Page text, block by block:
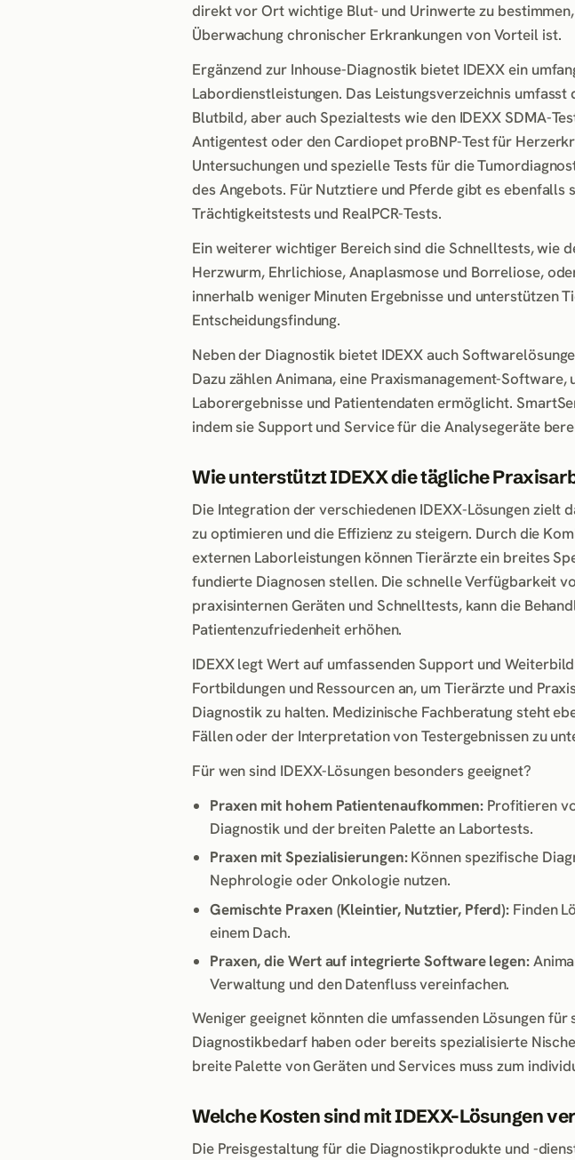
direkt vor Ort wichtige Blut- und Urinwerte zu
Überwachung chronischer Erkrankungen von Vorteil ist.
Ergänzend zur Inhouse-Diagnostik bietet IDEXX ein
Labordienstleistungen. Das Leistungsverzeichnis
Blutbild, aber auch Spezialtests wie den IDEXX SDMA-
Antigentest oder den Cardiopet proBNP-Test für
Untersuchungen und spezielle Tests für die
des Angebots. Für Nutztiere und Pferde gibt es
Trächtigkeitstests und RealPCR-Tests.
Ein weiterer wichtiger Bereich sind die Schnelltests, wie
Herzwurm, Ehrlichiose, Anaplasmose und Borreliose,
innerhalb weniger Minuten Ergebnisse und unterstützen
Entscheidungsfindung.
Neben der Diagnostik bietet IDEXX auch
Dazu zählen Animana, eine Praxismanagement-
Laborergebnisse und Patientendaten ermöglicht.
indem sie Support und Service für die Analysegeräte
Wie unterstützt IDEXX die tägliche
Die Integration der verschiedenen IDEXX-Lösungen
zu optimieren und die Effizienz zu steigern. Durch die
externen Laborleistungen können Tierärzte ein breites
fundierte Diagnosen stellen. Die schnelle Verfügbarkeit
praxisinternen Geräten und Schnelltests, kann die
Patientenzufriedenheit erhöhen.
IDEXX legt Wert auf umfassenden Support und
Fortbildungen und Ressourcen an, um Tierärzte und
Diagnostik zu halten. Medizinische Fachberatung steht
Fällen oder der Interpretation von Testergebnissen zu
Für wen sind IDEXX-Lösungen besonders geeignet?
Praxen mit hohem Patientenaufkommen:Profitieren
Diagnostik und der breiten Palette an Labortests.
Praxen mit Spezialisierungen:Können spezifische
Nephrologie oder Onkologie nutzen.
Gemischte Praxen (Kleintier, Nutztier, Pferd): Finden
einem Dach.
Praxen, die Wert auf integrierte Software legen:
Verwaltung und den Datenfluss vereinfachen.
Weniger geeignet könnten die umfassenden Lösungen
Diagnostikbedarf haben oder bereits spezialisierte
breite Palette von Geräten und Services muss zum
Welche Kosten sind mit IDEXX-Lösungen
Die Preisgestaltung für die Diagnostikprodukte und -